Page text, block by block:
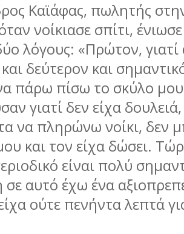
Καϊάφας, πωλητής
νοίκιασε σπίτι,
λόγους: «Πρώτον,
δεύτερον και
πάρω πίσω το σκύλο
γιατί δεν είχα
να πληρώνω νοίκι, δεν
και τον είχα δώσει.
είναι πολύ
σε αυτό έχω ένα
ούτε πενήντα λεπτά